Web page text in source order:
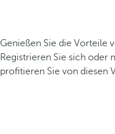
Genießen Sie die Vorteile
Registrieren Sie sich oder
profitieren Sie von diesen